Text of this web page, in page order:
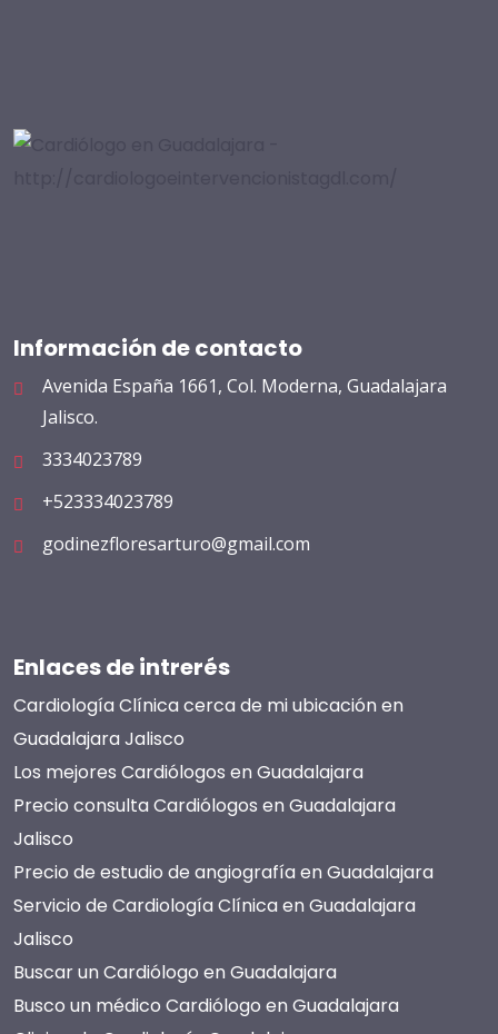
Información de contacto
Avenida España 1661, Col. Moderna, Guadalajara
Jalisco.
3334023789
+523334023789
godinezfloresarturo@gmail.com
Enlaces de intrerés
Cardiología Clínica cerca de mi ubicación en
Guadalajara Jalisco
Los mejores Cardiólogos en Guadalajara
Precio consulta Cardiólogos en Guadalajara
Jalisco
Precio de estudio de angiografía en Guadalajara
Servicio de Cardiología Clínica en Guadalajara
Jalisco
Buscar un Cardiólogo en Guadalajara
Busco un médico Cardiólogo en Guadalajara